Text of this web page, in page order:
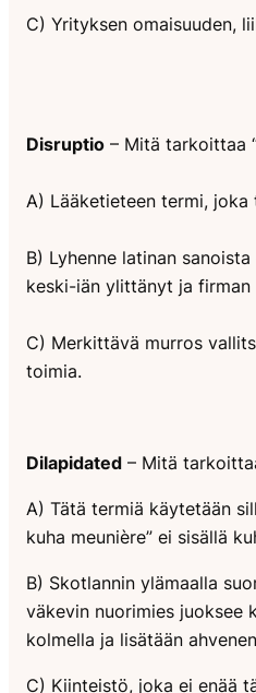
C) Yrityksen omaisuuden,
Disruptio – Mitä tarkoittaa
A) Lääketieteen termi,
B) Lyhenne latinan sanoista
keski-iän ylittänyt ja firman
C) Merkittävä murros
toimia.
Dilapidated – Mitä
A) Tätä termiä käytetään
kuha meunière” ei sisällä
B) Skotlannin ylämaalla
väkevin nuorimies juoksee
kolmella ja lisätään
C) Kiinteistö, joka ei enää